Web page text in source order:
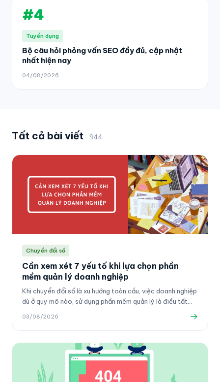
#4
Tuyển dụng
Bộ câu hỏi phỏng vấn SEO đầy đủ, cập nhật
nhất hiện nay
04/08/2026
Tất cả bài viết 944
Chuyển đổi số
Cần xem xét 7 yếu tố khi lựa chọn phần
mềm quản lý doanh nghiệp
Khi chuyển đổi số là xu hướng toàn cầu, việc doanh nghiệp
dù ở quy mô nào, sử dụng phần mềm quản lý là điều tất
để chọn lựa được giải pháp phù hợp nhất cho công ty
03/08/2026